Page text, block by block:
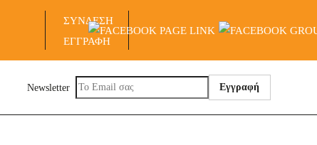
ΣΥΝΔΕΣΗ
ΕΓΓΡΑΦΗ
Newsletter